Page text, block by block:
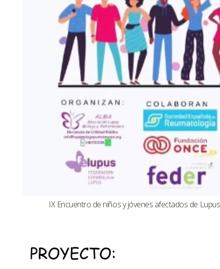
IX Encuentro de niños y jóvenes afectados de